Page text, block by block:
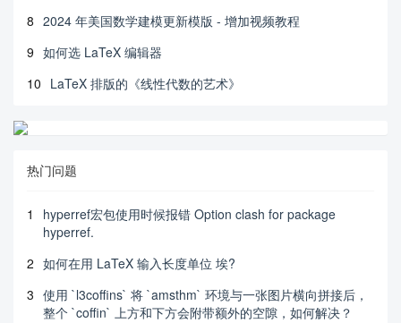
8 2024 年美国数学建模更新模版 - 增加视频教程
9 如何选 LaTeX 编辑器
10 LaTeX 排版的《线性代数的艺术》
热门问题
1
hyperref宏包使用时候报错 Option clash for package
hyperref.
2 如何在用 LaTeX 输入长度单位 埃?
3 使用 `l3coffins` 将 `amsthm` 环境与一张图片横向拼接后，
整个 `coffin` 上方和下方会附带额外的空隙，如何解决？